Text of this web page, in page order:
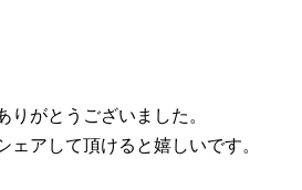
りがとうございました。
ェアして頂けると嬉しいです。